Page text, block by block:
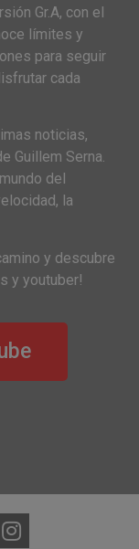
Gr.A, con el
límites y
para seguir
cada
noticias,
Guillem Serna.
del
la
y descubre
y youtuber!